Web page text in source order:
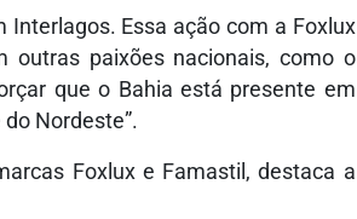
Interlagos. Essa ação com a Foxlux
outras paixões nacionais, como o
que o Bahia está presente em
Nordeste”.
Foxlux e Famastil, destaca a